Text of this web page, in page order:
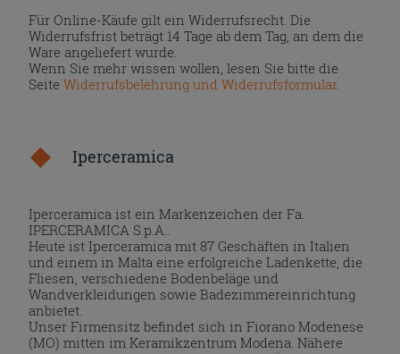
Für Online-Käufe gilt ein Widerrufsrecht. Die
Widerrufsfrist beträgt 14 Tage ab dem Tag, an dem die
Ware angeliefert wurde.
Wenn Sie mehr wissen wollen, lesen Sie bitte die
SeiteWiderrufsbelehrung und Widerrufsformular.
Iperceramica
Iperceramica ist ein Markenzeichen der Fa.
IPERCERAMICA S.p.A..
Heute ist Iperceramica mit 87 Geschäften in Italien
und einem in Malta eine erfolgreiche Ladenkette, die
Fliesen, verschiedene Bodenbeläge und
Wandverkleidungen sowie Badezimmereinrichtung
anbietet.
Unser Firmensitz befindet sich in Fiorano Modenese
(MO) mitten im Keramikzentrum Modena. Nähere